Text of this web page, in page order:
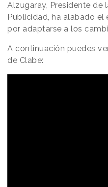
Alzugaray, Presidente de
Publicidad, ha alabado
por adaptarse a los
A continuación puedes
de Clabe: